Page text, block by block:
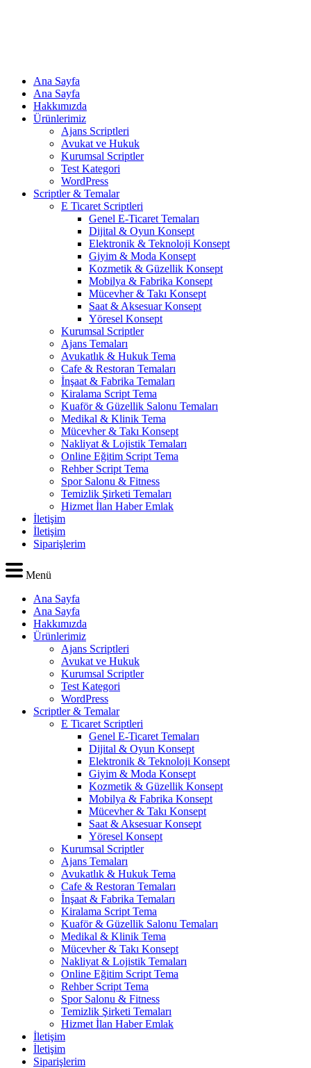
Ana Sayfa
Ana Sayfa
Hakkımızda
Ürünlerimiz
Ajans Scriptleri
Avukat ve Hukuk
Kurumsal Scriptler
Test Kategori
WordPress
Scriptler & Temalar
E Ticaret Scriptleri
Genel E-Ticaret Temaları
Dijital & Oyun Konsept
Elektronik & Teknoloji Konsept
Giyim & Moda Konsept
Kozmetik & Güzellik Konsept
Mobilya & Fabrika Konsept
Mücevher & Takı Konsept
Saat & Aksesuar Konsept
Yöresel Konsept
Kurumsal Scriptler
Ajans Temaları
Avukatlık & Hukuk Tema
Cafe & Restoran Temaları
İnşaat & Fabrika Temaları
Kiralama Script Tema
Kuaför & Güzellik Salonu Temaları
Medikal & Klinik Tema
Mücevher & Takı Konsept
Nakliyat & Lojistik Temaları
Online Eğitim Script Tema
Rehber Script Tema
Spor Salonu & Fitness
Temizlik Şirketi Temaları
Hizmet İlan Haber Emlak
İletişim
İletişim
Siparişlerim
Menü
Ana Sayfa
Ana Sayfa
Hakkımızda
Ürünlerimiz
Ajans Scriptleri
Avukat ve Hukuk
Kurumsal Scriptler
Test Kategori
WordPress
Scriptler & Temalar
E Ticaret Scriptleri
Genel E-Ticaret Temaları
Dijital & Oyun Konsept
Elektronik & Teknoloji Konsept
Giyim & Moda Konsept
Kozmetik & Güzellik Konsept
Mobilya & Fabrika Konsept
Mücevher & Takı Konsept
Saat & Aksesuar Konsept
Yöresel Konsept
Kurumsal Scriptler
Ajans Temaları
Avukatlık & Hukuk Tema
Cafe & Restoran Temaları
İnşaat & Fabrika Temaları
Kiralama Script Tema
Kuaför & Güzellik Salonu Temaları
Medikal & Klinik Tema
Mücevher & Takı Konsept
Nakliyat & Lojistik Temaları
Online Eğitim Script Tema
Rehber Script Tema
Spor Salonu & Fitness
Temizlik Şirketi Temaları
Hizmet İlan Haber Emlak
İletişim
İletişim
Siparişlerim